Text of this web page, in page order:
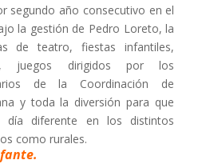
segundo año consecutivo en el
la gestión de Pedro Loreto, la
de teatro, fiestas infantiles,
juegos dirigidos por los
de la Coordinación de
y toda la diversión para que
diferente en los distintos
como rurales.